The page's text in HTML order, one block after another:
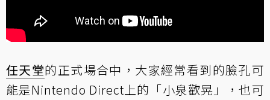
任天堂的正式場合中，大家經常看到的臉孔可
能是Nintendo Direct上的「小泉歡晃」，也可